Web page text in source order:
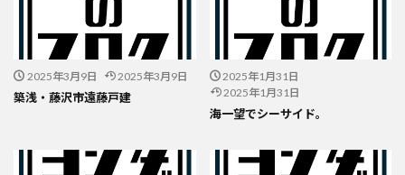
2025年3月9日 2025年3月9日
築浅・藤沢市遠藤戸建
2025年1月31日
2025年1月31日
海一望でシーサイド。